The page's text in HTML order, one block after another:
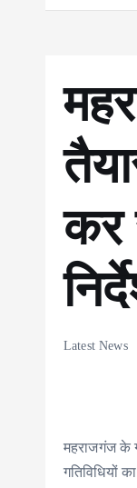
कर
Latest News
महराजगंज के
गतिविधियों